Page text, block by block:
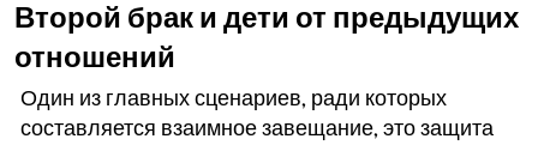
Второй брак и дети от предыдущих
отношений
Один из главных сценариев, ради которых
составляется взаимное завещание, это защита